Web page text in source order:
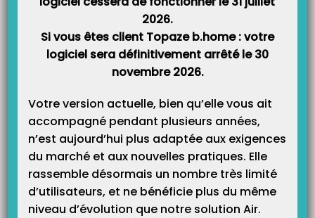
Catégories
Catégories
2026.
Si vous êtes client Topaze b.home : votre
logiciel sera définitivement arrêté le 30
novembre 2026.
Votre version actuelle, bien qu’elle vous ait
accompagné pendant plusieurs années,
n’est aujourd’hui plus adaptée aux exigences
du marché et aux nouvelles pratiques. Elle
rassemble désormais un nombre très limité
d’utilisateurs, et ne bénéficie plus du même
niveau d’évolution que notre solution Air.